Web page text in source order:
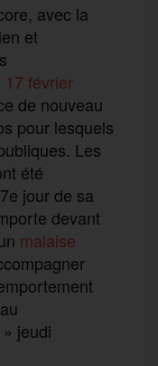
avec la
et
17 février
de nouveau
pour lesquels
Les
été
jour de sa
devant
malaise
» jeudi